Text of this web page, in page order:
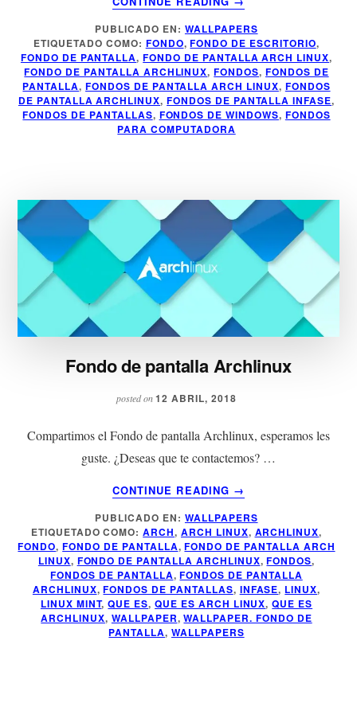
DE
FONDO
DE
PANTALLA
ARCHLINUX
PUBLICADO EN: WALLPAPERS
ETIQUETADO COMO: FONDO,FONDO DE ESCRITORIO,
FONDO DE PANTALLA,FONDO DE PANTALLA ARCH LINUX,
FONDO DE PANTALLA ARCHLINUX,FONDOS, FONDOS DE
PANTALLA,FONDOS DE PANTALLA ARCH LINUX, FONDOS
DE PANTALLA ARCHLINUX,FONDOS DE PANTALLA INFASE,
FONDOS DE PANTALLAS, FONDOS DE WINDOWS, FONDOS
PARA COMPUTADORA
Fondo de pantalla Archlinux
posted on12 ABRIL, 2018
Compartimos el Fondo de pantalla Archlinux, esperamos les
guste. ¿Deseas que te contactemos? …
CONTINUE READING
ACERCA
DE
FONDO
DE
PANTALLA
ARCHLINUX
→
PUBLICADO EN: WALLPAPERS
ETIQUETADO COMO:ARCH, ARCH LINUX, ARCHLINUX,
FONDO,FONDO DE PANTALLA,FONDO DE PANTALLA ARCH
LINUX, FONDO DE PANTALLA ARCHLINUX,FONDOS,
FONDOS DE PANTALLA,FONDOS DE PANTALLA
ARCHLINUX,FONDOS DE PANTALLAS, INFASE, LINUX,
LINUX MINT,QUE ES,QUE ES ARCH LINUX,QUE ES
ARCHLINUX, WALLPAPER,WALLPAPER. FONDO DE
PANTALLA, WALLPAPERS